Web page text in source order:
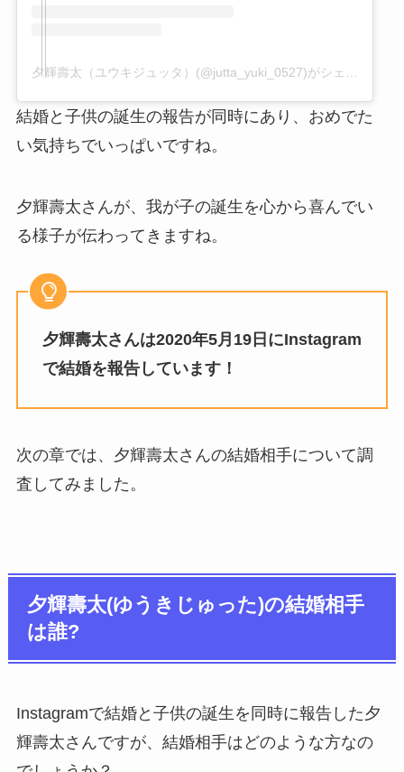
夕輝壽太（ユウキジュッタ）(@jutta_yuki_0527)がシェアした投稿
結婚と子供の誕生の報告が同時にあり、おめでた
い気持ちでいっぱいですね。
夕輝壽太さんが、我が子の誕生を心から喜んでい
る様子が伝わってきますね。
夕輝壽太さんは2020年5月19日にInstagram
で結婚を報告しています！
次の章では、夕輝壽太さんの結婚相手について調
査してみました。
夕輝壽太(ゆうきじゅった)の結婚相手
は誰?
Instagramで結婚と子供の誕生を同時に報告した夕
輝壽太さんですが、結婚相手はどのような方なの